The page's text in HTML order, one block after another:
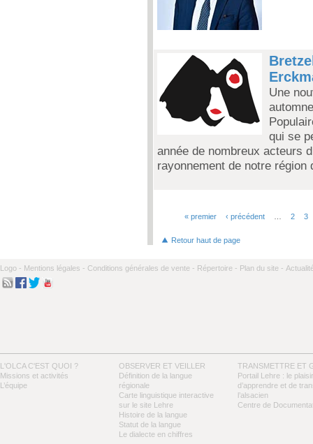
Une
qui se
année de nombreux acteurs
rayonnement de notre
Pages« premier ‹ précédent 2 3
Retour haut de page
Logo - Mentions légales - Conditions générales de vente - Répertoire - Plan du site -
L'OLCA C'EST QUOI ?
Missions et activités
L’équipe
OBSERVER ET VEILLER
Définition de la langue
régionale
Carte linguistique interactive
sur le site Lehre
Histoire de la langue
Statut de la langue
Le dialecte en chiffres
TRANSMETTRE ET
Portail Lehre : le plaisir
d’apprendre et de
l’alsacien
Centre de